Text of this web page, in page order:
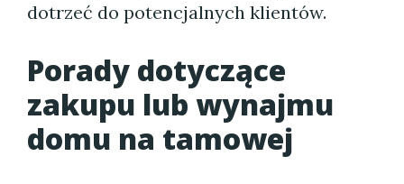
dotrzeć do potencjalnych klientów.
Porady dotyczące
zakupu lub wynajmu
domu na tamowej